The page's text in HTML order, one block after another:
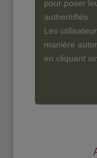
pour poser
authentifiés.
Les
manière
en cliquant